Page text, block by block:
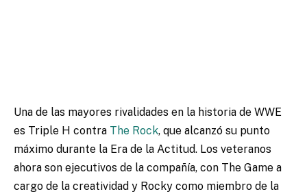
Una de las mayores rivalidades en la historia de WWE
es Triple H contra The Rock, que alcanzó su punto
máximo durante la Era de la Actitud. Los veteranos
ahora son ejecutivos de la compañía, con The Game a
cargo de la creatividad y Rocky como miembro de la